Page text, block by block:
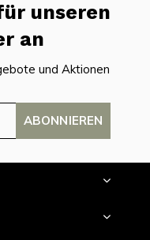
unseren
an
und Aktionen
ABONNIEREN